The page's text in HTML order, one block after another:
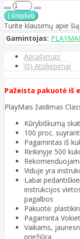
Turite klausimų apie
Gamintojas:
Aprašymas
(0) Atsiliepimai
Pažeista pakuotė iš
PlayMais žaidimas
Kūrybiškumą
100 proc.
Pagamintas iš
Rinkinyje 500
Viduje yra
Labai
instrukcijos
pagalbos
Pakuotė:
Pagaminta
Vaikams,
priežiūra